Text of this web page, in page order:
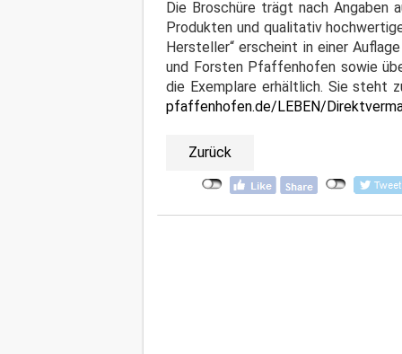
Die Broschüre trägt nach Angaben
Produkten und qualitativ
Hersteller“ erscheint in einer
und Forsten Pfaffenhofen sowie
die Exemplare erhältlich. Sie steht
pfaffenhofen.de/LEBEN/
Zurück